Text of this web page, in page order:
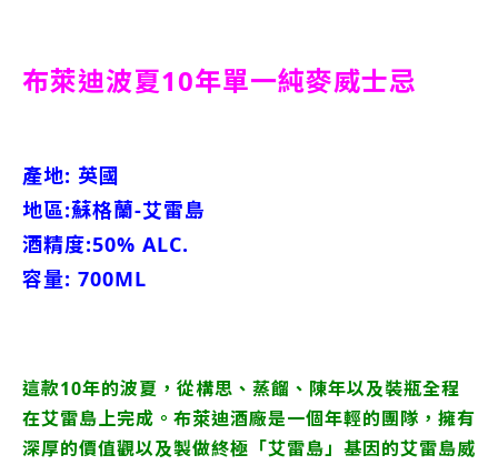
布萊迪波夏10年單一純麥威士忌
產地: 英國
地區:蘇格蘭-艾雷島
酒精度:50% ALC.
容量: 700ML
這款10年的波夏，從構思、蒸餾、陳年以及裝瓶全程
在艾雷島上完成。布萊迪酒廠是一個年輕的團隊，擁有
深厚的價值觀以及製做終極「艾雷島」基因的艾雷島威